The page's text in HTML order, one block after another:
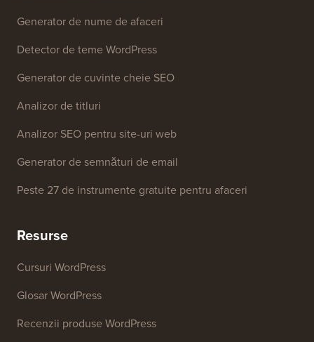
Generator de nume de afaceri
Detector de teme WordPress
Generator de cuvinte cheie SEO
Analizor de titluri
Analizor SEO pentru site-uri web
Generator de semnături de email
Peste 27 de instrumente gratuite pentru afaceri
Resurse
Cursuri WordPress
Glosar WordPress
Recenzii produse WordPress